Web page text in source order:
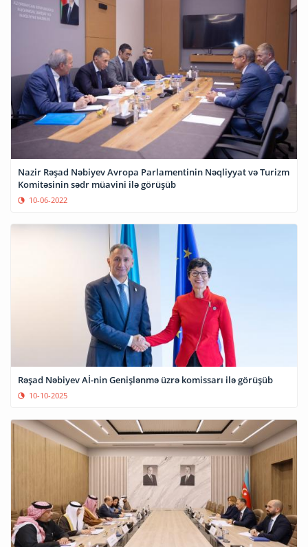
Nazir Rəşad Nəbiyev Avropa Parlamentinin Nəqliyyat və Turizm
Komitəsinin sədr müavini ilə görüşüb
10-06-2022
Rəşad Nəbiyev Aİ-nin Genişlənmə üzrə komissarı ilə görüşüb
10-10-2025